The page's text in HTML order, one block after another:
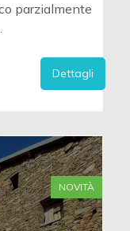
parzialmente
Dettagli
NOVITÀ